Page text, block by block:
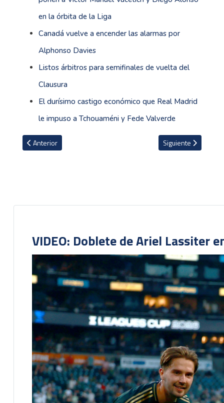
en la órbita de la Liga
Canadá vuelve a encender las alarmas por
Alphonso Davies
Listos árbitros para semifinales de vuelta del
Clausura
El durísimo castigo económico que Real Madrid
le impuso a Tchouaméni y Fede Valverde
Artículo anterior: VIDEO: Carlos Mora suma valioso punto y
Anterior Artículo siguiente:
Siguiente
VIDEO: Doblete de Ariel Lassiter